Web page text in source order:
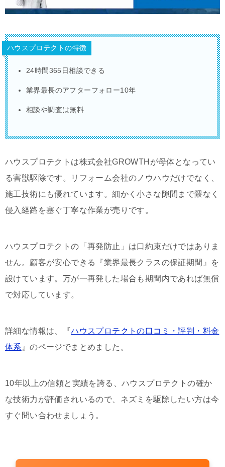
ハウスプロテクトの特徴
24時間365日相談できる
業界最長のアフターフォロー10年
相談や調査は無料
ハウスプロテクトは株式会社GROWTHが母体となってい
る害獣駆除です。リフォーム会社のノウハウだけでなく、
施工技術にも優れています。細かく小さな隙間まで隈なく
侵入経路を塞ぐ丁寧な作業が売りです。
ハウスプロテクトの「再発防止」は口約束だけではありま
せん。顧客が安心できる『業界最長クラスの保証期間』を
設けています。万が一再発した場合も期間内であれば無償
で対応しています。
詳細な情報は、『ハウスプロテクトの口コミ・評判・料金
体系 』のページでまとめました。
10年以上の信頼と実績を誇る、ハウスプロテクトの確か
な技術力が評価されいるので、ネズミを駆除したい方は今
すぐ問い合わせましょう。